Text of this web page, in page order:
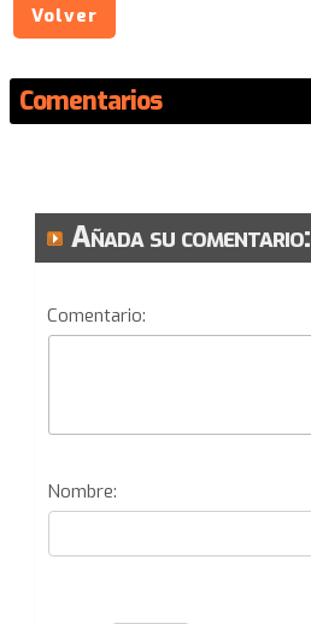
Volver
Comentarios
Añada su comentario:
Comentario:
Nombre: